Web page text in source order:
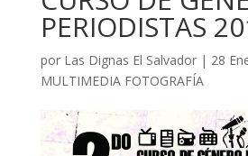
PERIODISTAS
por Las Dignas El Salvador| 28
MULTIMEDIA FOTOGRAFÍA